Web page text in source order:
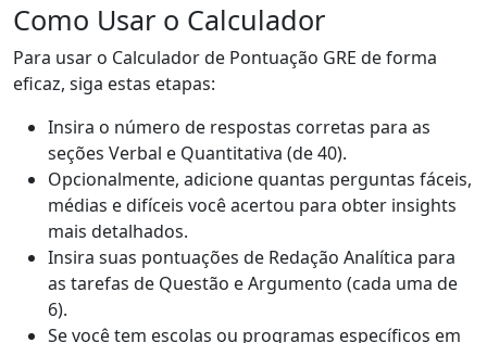
Como Usar o Calculador
Para usar o Calculador de Pontuação GRE de forma
eficaz, siga estas etapas:
Insira o número de respostas corretas para as
seções Verbal e Quantitativa (de 40).
Opcionalmente, adicione quantas perguntas fáceis,
médias e difíceis você acertou para obter insights
mais detalhados.
Insira suas pontuações de Redação Analítica para
as tarefas de Questão e Argumento (cada uma de
6).
Se você tem escolas ou programas específicos em